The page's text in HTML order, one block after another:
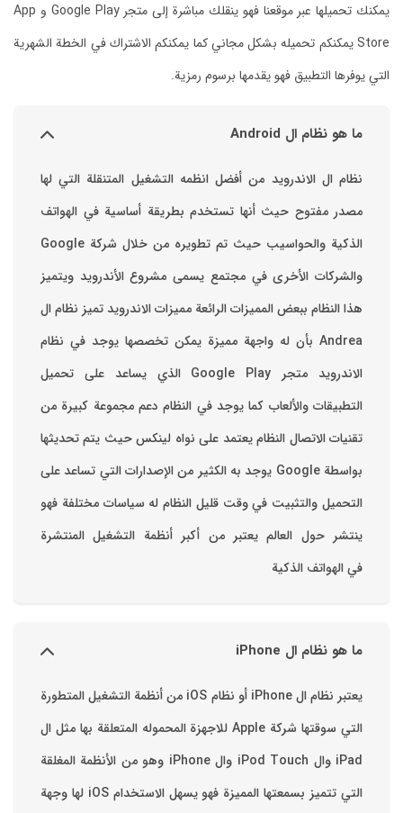
يمكنك تحميلها عبر موقعنا فهو ينقلك مباشرة إلى متجر Google Play و App
Store يمكنكم تحميله بشكل مجاني كما يمكنكم الاشتراك في الخطة الشهرية
التي يوفرها التطبيق فهو يقدمها برسوم رمزية.
ما هو نظام ال Android
نظام ال الاندرويد من أفضل انظمه التشغيل المتنقلة التي لها
مصدر مفتوح حيث أنها تستخدم بطريقة أساسية في الهواتف
والشركات الأخرى في مجتمع يسمى مشروع الأندرويد ويتميز
هذا النظام ببعض المميزات الرائعة ‏مميزات الاندرويد ‏تميز نظام ال
Andrea بأن له واجهة مميزة يمكن تخصصها ‏يوجد في نظام
الاندرويد متجر Google Play الذي يساعد على تحميل
التطبيقات والألعاب ‏كما يوجد في النظام دعم مجموعة كبيرة من
تقنيات الاتصال ‏النظام يعتمد على نواه لينكس حيث يتم تحديثها
بواسطة ‫Google‬ ‏يوجد به الكثير من الإصدارات التي تساعد على
التحميل والتثبيت في وقت قليل ‏النظام له سياسات مختلفة فهو
ينتشر حول العالم يعتبر من أكبر أنظمة التشغيل المنتشرة
في الهواتف الذكية
ما هو نظام ال iPhone
يعتبر نظام ال iPhone أو نظام iOS من أنظمة التشغيل المتطورة
التي سوقتها شركة Apple للاجهزة المحموله المتعلقة بها مثل ال
iPad وال iPod Touch وال iPhone وهو من الأنظمة المغلقة
التي تتميز بسمعتها المميزة فهو يسهل الاستخدام ‏iOS لها وجهة